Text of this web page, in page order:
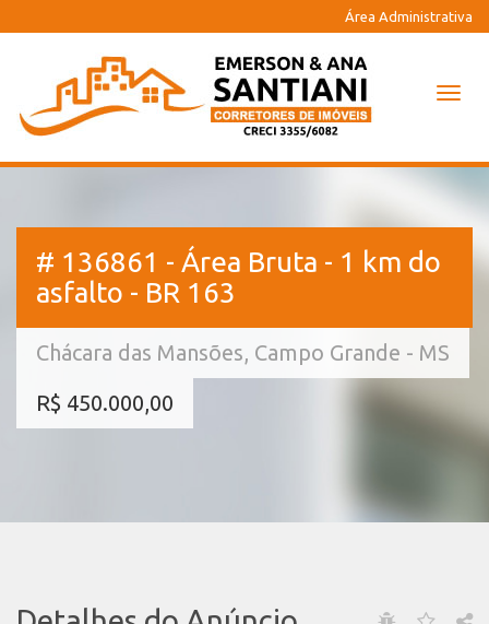
Área Administrativa
# 136861 - Área Bruta - 1 km do
asfalto - BR 163
Chácara das Mansões, Campo Grande - MS
R$ 450.000,00